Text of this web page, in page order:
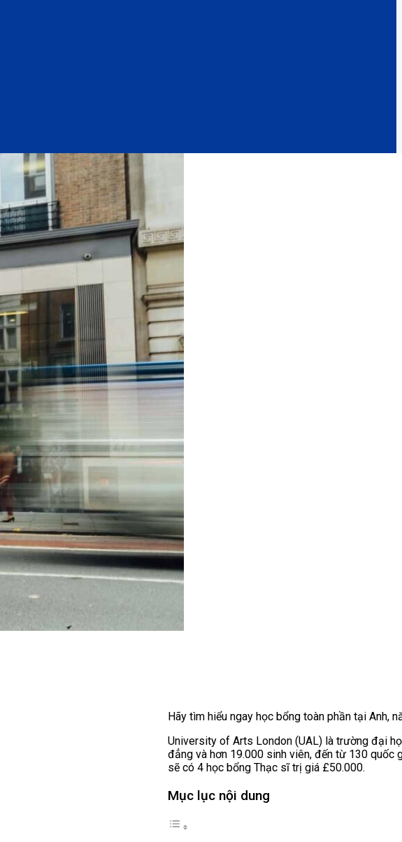
Hãy tìm hiểu ngay học bổng toàn phần tại Anh,
University of Arts London (UAL) là trường đại
đẳng và hơn 19.000 sinh viên, đến từ 130 quốc
sẽ có 4 học bổng Thạc sĩ trị giá £50.000.
Mục lục nội dung